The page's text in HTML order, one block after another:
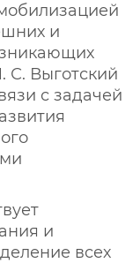
и
С. Выготский
с задачей
и
всех